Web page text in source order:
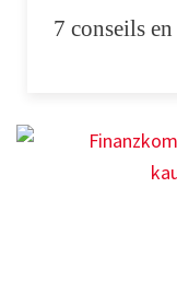
7 conseils